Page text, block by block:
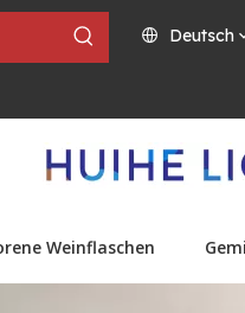
Deutsch
Weinflaschen